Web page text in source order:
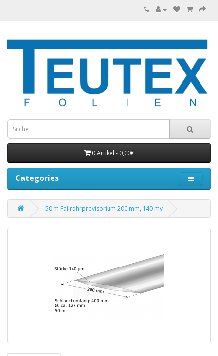
0 Artikel - 0,00€
Categories
50 m Fallrohrprovisorium 200 mm, 140 my